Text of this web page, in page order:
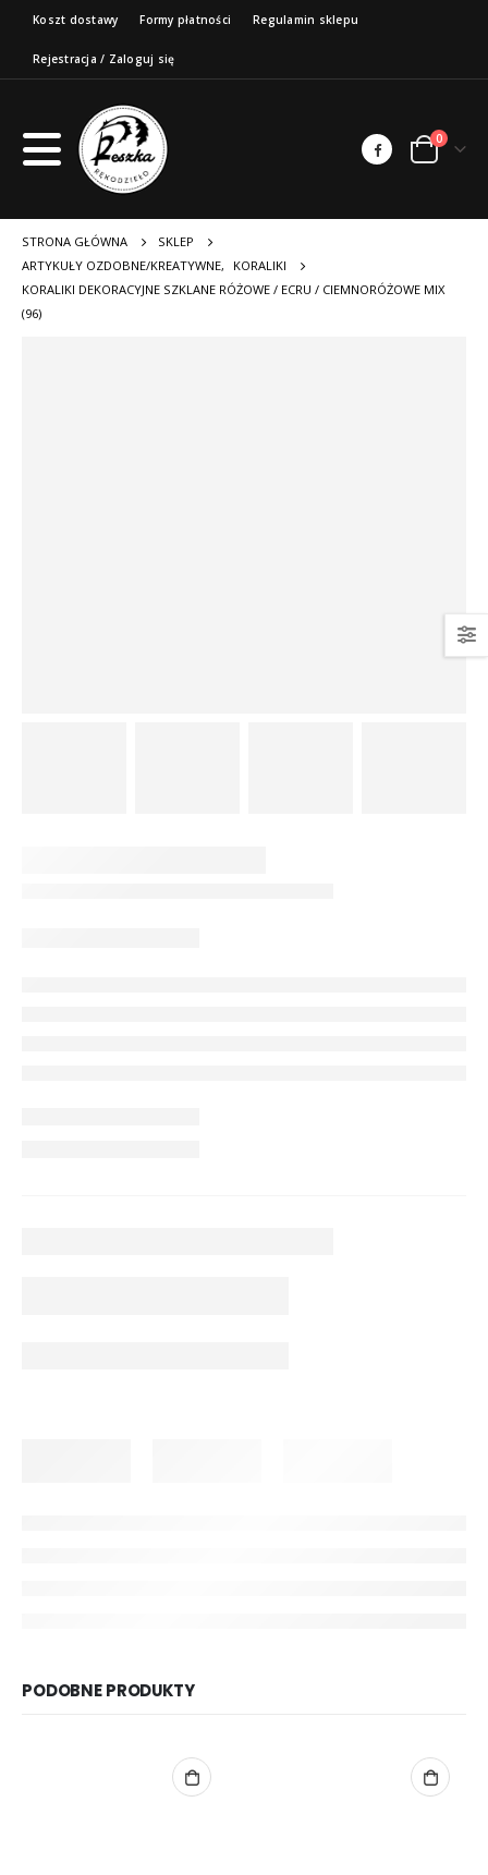
Koszt dostawy Formy płatności Regulamin sklepu
Rejestracja / Zaloguj się
0
STRONA GŁÓWNA
SKLEP
ARTYKUŁY OZDOBNE/KREATYWNE,
KORALIKI
KORALIKI DEKORACYJNE SZKLANE RÓŻOWE / ECRU / CIEMNORÓŻOWE MIX
(96)
PODOBNE PRODUKTY